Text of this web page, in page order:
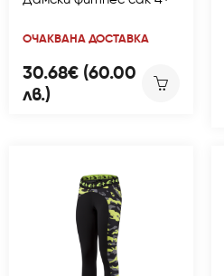
ОЧАКВАНА ДОСТАВКА
30.68€ (60.00
лв.)